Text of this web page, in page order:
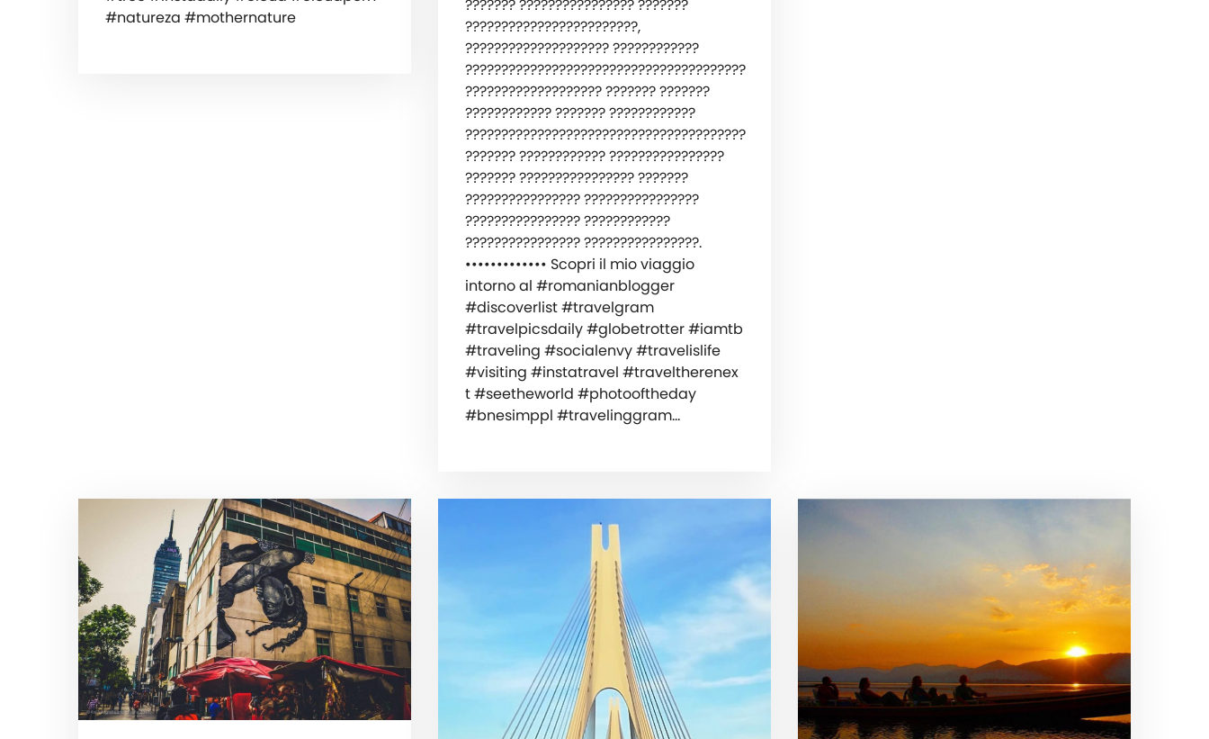
#natureza #mothernature
??????? ???????????????? ???????
????????????????????????,
???????????????????? ????????????
???????????????????????????????????????
??????????????????? ??????? ???????
???????????? ??????? ????????????
???????????????????????????????????????
??????? ???????????? ????????????????
??????? ???????????????? ???????
???????????????? ????????????????
???????????????? ????????????
???????????????? ????????????????.
••••••••••••• ‍️Scopri il mio viaggio
intorno al #romanianblogger
#discoverlist #travelgram
#travelpicsdaily #globetrotter #iamtb
#traveling #socialenvy #travelislife
#visiting #instatravel #traveltherenex
t #seetheworld #photooftheday
#bnesimppl #travelinggram…